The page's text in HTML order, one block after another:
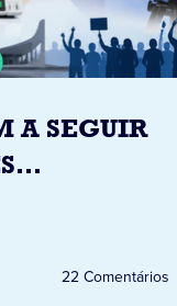
A SEGUIR
22 Comentários